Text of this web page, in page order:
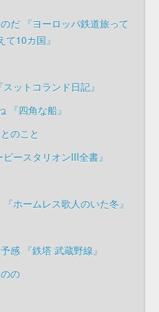
だ 『ヨーロッパ鉄道旅って
10カ国』
ットコランド日記』
『四角な船』
のこと
ースタリオンIII全書』
ホームレス歌人のいた冬』
感 『鉄塔 武蔵野線』
の